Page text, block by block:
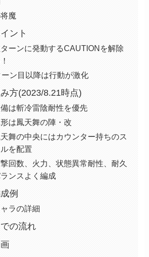
魔
ント
ーンに発動するCAUTIONを解除
ーン目以降は行動が激化
方(2023/8.21時点)
は斬冷雷陰耐性を優先
は鳳天舞の陣・改
舞の中央にはカウンター持ちのス
を配置
回数、火力、状態異常耐性、耐久
ンスよく編成
例
ラの詳細
の流れ